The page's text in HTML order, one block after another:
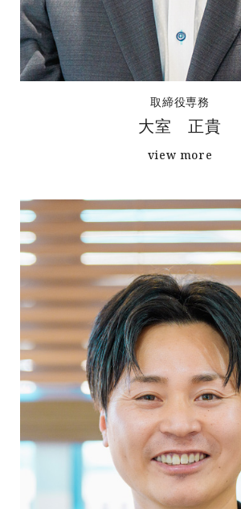
取締役専務
大室 正貴
view more